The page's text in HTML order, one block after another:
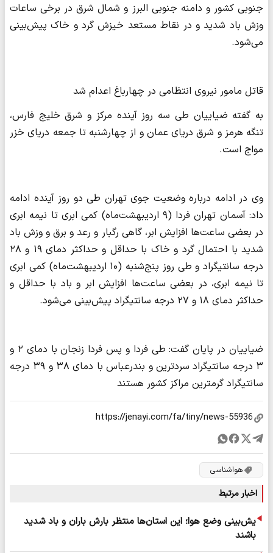
جنوبی کشور و دامنه جنوبی البرز و شمال شرق در برخی ساعات
وزش باد شدید و در نقاط مستعد خیزش گرد و خاک پیش‌بینی
می‌شود.
قاتل مامور نیروی انتظامی در چهارباغ اعدام شد
به گفته ضیاییان طی سه روز آینده مرکز و شرق خلیج فارس،
تنگه هرمز و شرق دریای عمان و از چهارشنبه تا جمعه دریای خزر
مواج است.
وی در ادامه درباره وضعیت جوی تهران طی دو روز آینده ادامه
داد: آسمان تهران فردا (۹ اردیبهشت‌ماه) کمی ابری تا نیمه ابری
در بعضی ساعت‌ها افزایش ابر، گاهی رگبار و رعد و برق و وزش باد
شدید با احتمال گرد و خاک با حداقل و حداکثر دمای ۱۹ و ۲۸
درجه سانتیگراد و طی روز پنج‌شنبه (۱۰ اردیبهشت‌ماه) کمی ابری
تا نیمه ابری، در بعضی ساعت‌ها افزایش ابر و باد با حداقل و
حداکثر دمای ۱۸ و ۲۷ درجه سانتیگراد پیش‌بینی می‌شود.
ضیاییان در پایان گفت: طی فردا و پس فردا زنجان با دمای ۲ و
۳ درجه سانتیگراد سردترین و بندرعباس با دمای ۳۸ و ۳۹ درجه
سانتیگراد گرمترین مراکز کشور هستند
هواشناسی
اخبار مرتبط
یش‌بینی وضع هوا؛ این استان‌ها منتظر بارش باران و باد شدید
باشند